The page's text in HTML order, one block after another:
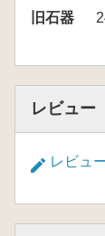
旧石器
レビュー
レビュ